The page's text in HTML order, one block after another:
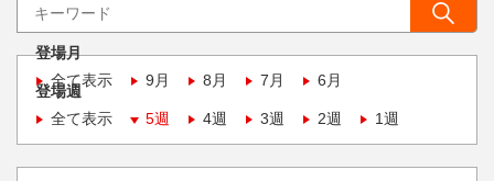
登場月
全て表示
9月 8月 7月 6月
登場週
全て表示
5週 4週 3週 2週 1週